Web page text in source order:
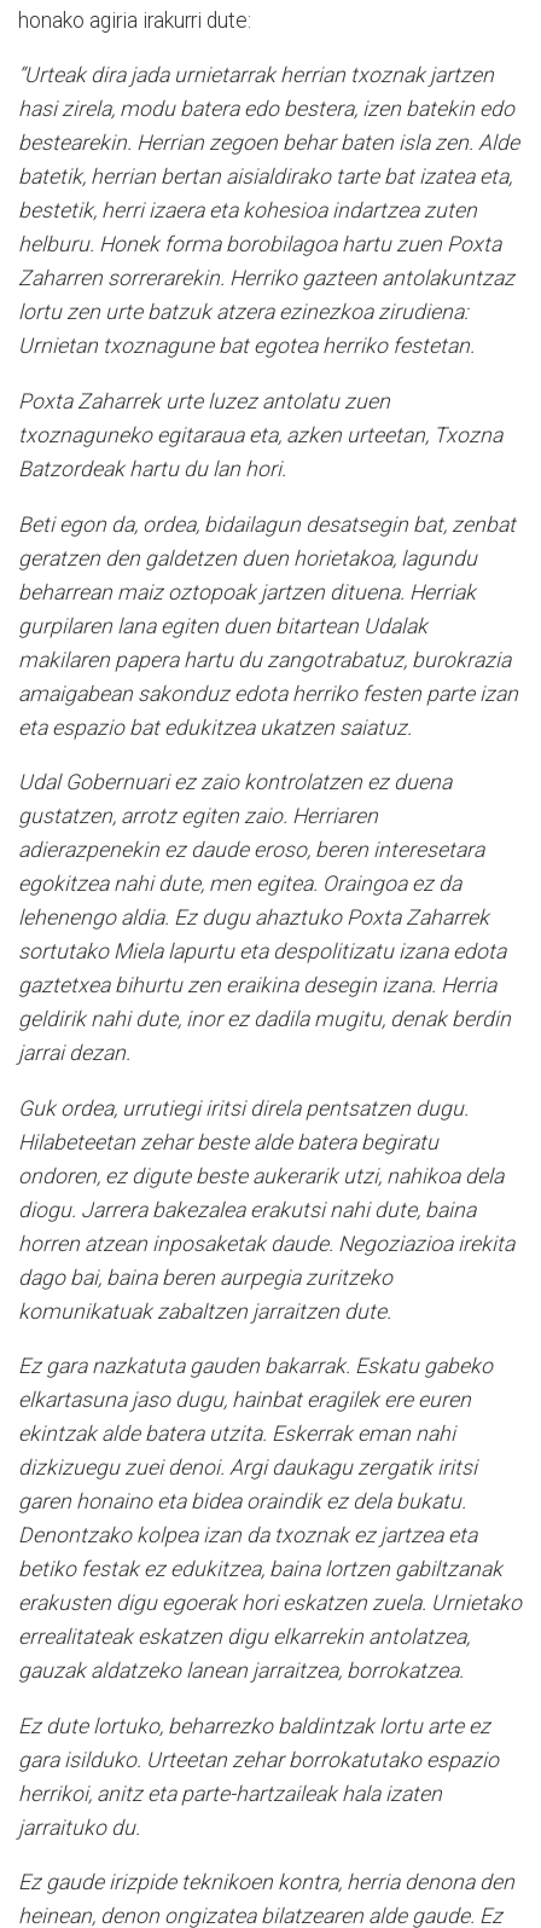
honako agiria irakurri dute:
“Urteak dira jada urnietarrak herrian txoznak jartzen
hasi zirela, modu batera edo bestera, izen batekin edo
bestearekin. Herrian zegoen behar baten isla zen. Alde
batetik, herrian bertan aisialdirako tarte bat izatea eta,
bestetik, herri izaera eta kohesioa indartzea zuten
helburu. Honek forma borobilagoa hartu zuen Poxta
Zaharren sorrerarekin. Herriko gazteen antolakuntzaz
lortu zen urte batzuk atzera ezinezkoa zirudiena:
Urnietan txoznagune bat egotea herriko festetan.
Poxta Zaharrek urte luzez antolatu zuen
txoznaguneko egitaraua eta, azken urteetan, Txozna
Batzordeak hartu du lan hori.
Beti egon da, ordea, bidailagun desatsegin bat, zenbat
geratzen den galdetzen duen horietakoa, lagundu
beharrean maiz oztopoak jartzen dituena. Herriak
gurpilaren lana egiten duen bitartean Udalak
makilaren papera hartu du zangotrabatuz, burokrazia
amaigabean sakonduz edota herriko festen parte izan
eta espazio bat edukitzea ukatzen saiatuz.
Udal Gobernuari ez zaio kontrolatzen ez duena
gustatzen, arrotz egiten zaio. Herriaren
adierazpenekin ez daude eroso, beren interesetara
egokitzea nahi dute, men egitea. Oraingoa ez da
lehenengo aldia. Ez dugu ahaztuko Poxta Zaharrek
sortutako Miela lapurtu eta despolitizatu izana edota
gaztetxea bihurtu zen eraikina desegin izana. Herria
geldirik nahi dute, inor ez dadila mugitu, denak berdin
jarrai dezan.
Guk ordea, urrutiegi iritsi direla pentsatzen dugu.
Hilabeteetan zehar beste alde batera begiratu
ondoren, ez digute beste aukerarik utzi, nahikoa dela
diogu. Jarrera bakezalea erakutsi nahi dute, baina
horren atzean inposaketak daude. Negoziazioa irekita
dago bai, baina beren aurpegia zuritzeko
komunikatuak zabaltzen jarraitzen dute.
Ez gara nazkatuta gauden bakarrak. Eskatu gabeko
elkartasuna jaso dugu, hainbat eragilek ere euren
ekintzak alde batera utzita. Eskerrak eman nahi
dizkizuegu zuei denoi. Argi daukagu zergatik iritsi
garen honaino eta bidea oraindik ez dela bukatu.
Denontzako kolpea izan da txoznak ez jartzea eta
betiko festak ez edukitzea, baina lortzen gabiltzanak
erakusten digu egoerak hori eskatzen zuela. Urnietako
errealitateak eskatzen digu elkarrekin antolatzea,
gauzak aldatzeko lanean jarraitzea, borrokatzea.
Ez dute lortuko, beharrezko baldintzak lortu arte ez
gara isilduko. Urteetan zehar borrokatutako espazio
herrikoi, anitz eta parte-hartzaileak hala izaten
jarraituko du.
Ez gaude irizpide teknikoen kontra, herria denona den
heinean, denon ongizatea bilatzearen alde gaude. Ez